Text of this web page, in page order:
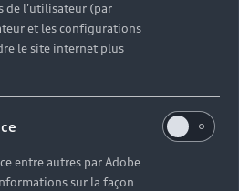
de l'utilisateur (par
et les configurations
le site internet plus
entre autres par Adobe
sur la façon